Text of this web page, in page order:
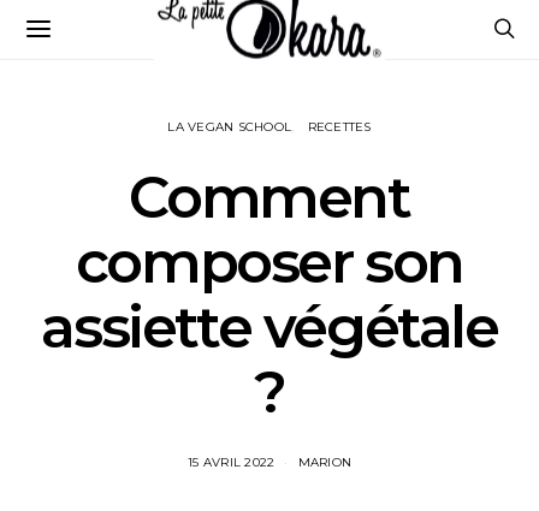
LA VEGAN SCHOOL RECETTES
Comment
composer son
assiette végétale
?
15 AVRIL 2022 MARION